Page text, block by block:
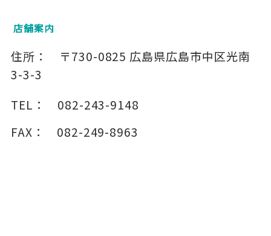
店舗案内
住所： 〒730-0825 広島県広島市中区光南
3-3-3
TEL：
082-243-9148
FAX：
082-249-8963